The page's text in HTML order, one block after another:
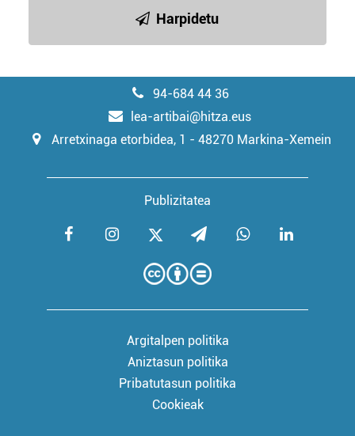
Harpidetu
94-684 44 36
lea-artibai@hitza.eus
Arretxinaga etorbidea, 1 - 48270 Markina-Xemein
Publizitatea
Argitalpen politika
Aniztasun politika
Pribatutasun politika
Cookieak